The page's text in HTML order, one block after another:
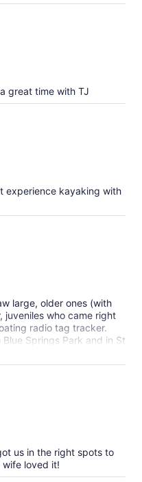
great time with TJ
experience kayaking with
large, older ones (with
juveniles who came right
radio tag tracker.
Springs Park and in St
kayaking. Jeff was a
feeding from afar,
cormorants,
disturbing the
up close... SO HAPPY!
us in the right spots to
wife loved it!